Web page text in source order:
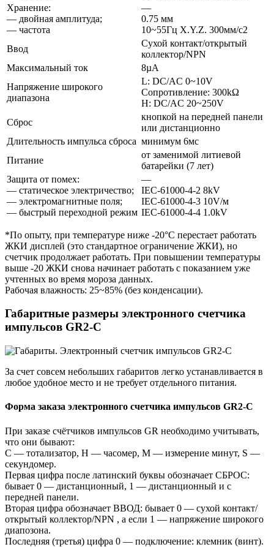
Хранение:
— двойная амплитуда;
— частота
—
0.75 мм
10~55Гц X.Y.Z. 300мм/с2
Ввод
Сухой контакт/открытый
коллектор/NPN
Максимальный ток
8µA
Напряжение широкого
диапазона
L: DC/AC 0~10V
Сопротивление: 300kΩ
H: DC/AC 20~250V
Сброс
кнопкой на передней панели
или дистанционно
Длительность импульса сброса минимум 6мс
Питание
от заменимой литиевой
батарейки (7 лет)
Защита от помех:
— статическое электричество;
— электромагнитные поля;
— быстрый переходной режим
—
IEC-61000-4-2 8kV
IEC-61000-4-3 10V/м
IEC-61000-4-4 1.0kV
*По опыту, при температуре ниже -20°C перестает работать
ЖКИ дисплей (это стандартное ограничение ЖКИ), но
счетчик продолжает работать. При повышении температуры
выше -20 ЖКИ снова начинает работать с показанием уже
учтенных во время мороза данных.
Рабочая влажность: 25~85% (без конденсации).
Габаритные размеры электронного счетчика
импульсов GR2-C
За счет совсем небольших габаритов легко устанавливается в
любое удобное место и не требует отдельного питания.
Форма заказа электронного счетчика импульсов GR2-C
При заказе счётчиков импульсов GR необходимо учитывать,
что они бывают:
С — тотализатор, Н — часомер, М — измерение минут, S —
секундомер.
Первая цифра после латинский буквы обозначает СБРОС:
бывает 0 — дистанционный, 1 — дистанционный и с
передней панели.
Вторая цифра обозначает ВВОД: бывает 0 — сухой контакт/
открытый коллектор/NPN , а если 1 — напряжение широкого
диапозона.
Последняя (третья) цифра 0 — подключение: клемник (винт).